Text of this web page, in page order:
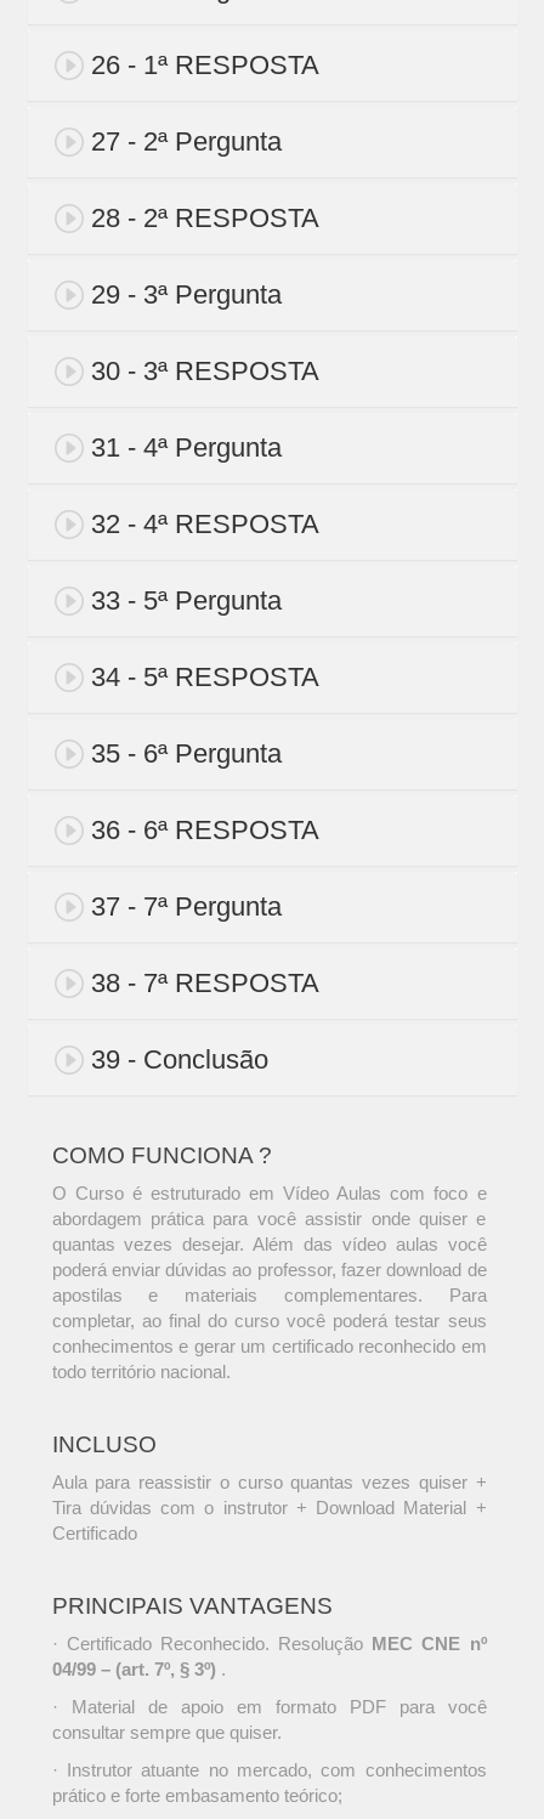
26 - 1ª RESPOSTA
27 - 2ª Pergunta
28 - 2ª RESPOSTA
29 - 3ª Pergunta
30 - 3ª RESPOSTA
31 - 4ª Pergunta
32 - 4ª RESPOSTA
33 - 5ª Pergunta
34 - 5ª RESPOSTA
35 - 6ª Pergunta
36 - 6ª RESPOSTA
37 - 7ª Pergunta
38 - 7ª RESPOSTA
39 - Conclusão
COMO FUNCIONA ?
O Curso é estruturado em Vídeo Aulas com foco e
abordagem prática para você assistir onde quiser e
quantas vezes desejar. Além das vídeo aulas você
poderá enviar dúvidas ao professor, fazer download de
apostilas e materiais complementares. Para
completar, ao final do curso você poderá testar seus
conhecimentos e gerar um certificado reconhecido em
todo território nacional.
INCLUSO
Aula para reassistir o curso quantas vezes quiser +
Tira dúvidas com o instrutor + Download Material +
Certificado
PRINCIPAIS VANTAGENS
· Certificado Reconhecido. Resolução MEC CNE nº
04/99 – (art. 7º, § 3º) .
· Material de apoio em formato PDF para você
consultar sempre que quiser.
· Instrutor atuante no mercado, com conhecimentos
prático e forte embasamento teórico;